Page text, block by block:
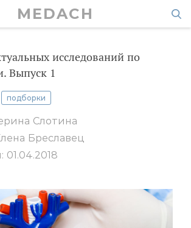
MEDACH
исследований по
Выпуск 1
подборки
Слотина
Бреславец
01.04.2018